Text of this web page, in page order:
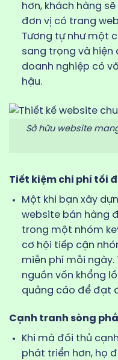
hơn, khách hàng
đơn vị có trang
Tương tự như một
sang trọng và hiện
doanh nghiệp có
hậu.
Sở hữu website
Tiết kiệm chi phí tối
Một khi bạn xây
website bán hàng
trong một nhóm
cơ hội tiếp cận
miễn phí mỗi ngày.
nguồn vốn khổng
quảng cáo để đạt
Cạnh tranh sòng
Khi mà đối thủ
phát triển hơn, họ